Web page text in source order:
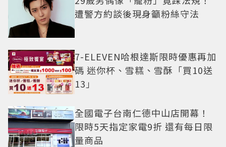
遭警方約談後現身籲粉絲守法
7-ELEVEN哈根達斯限時優惠再加
碼 迷你杯、雪糕、雪酥「買10送
13」
全國電子台南仁德中山店開幕！
限時5天指定家電9折 還有每日限
量商品